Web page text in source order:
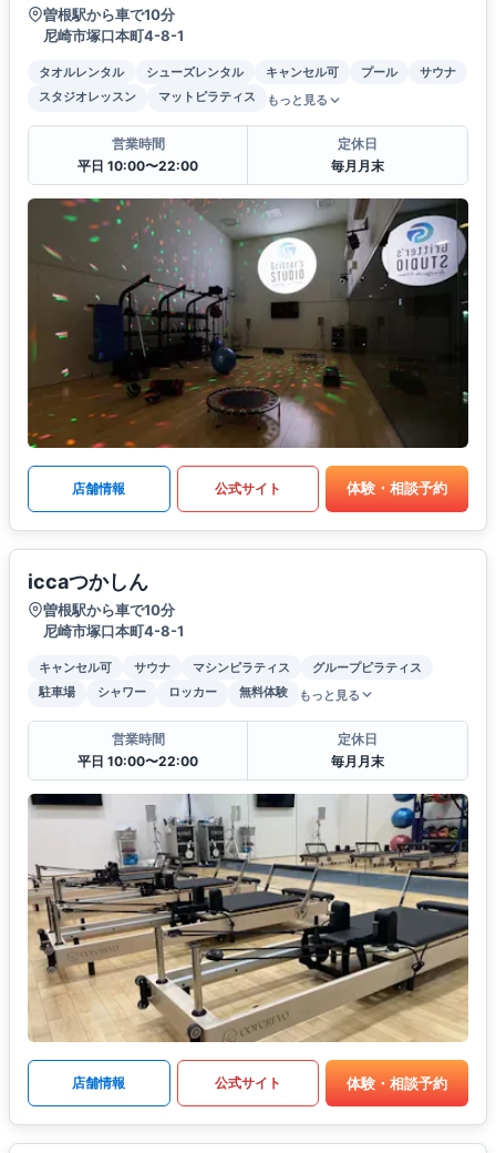
曽根駅から車で10分
尼崎市塚口本町4-8-1
タオルレンタル シューズレンタル キャンセル可 プール
サウナ
スタジオレッスン
マットピラティス もっと見る
営業時間
平日 10:00〜22:00
定休日
毎月月末
店舗情報 公式サイト 体験・相談予約
iccaつかしん
曽根駅から車で10分
尼崎市塚口本町4-8-1
キャンセル可 サウナ マシンピラティス
グループピラティス
駐車場
シャワー ロッカー 無料体験 もっと見る
営業時間
平日 10:00〜22:00
定休日
毎月月末
店舗情報 公式サイト 体験・相談予約